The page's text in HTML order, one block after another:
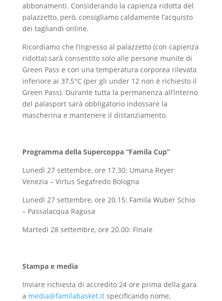
abbonamenti. Considerando la capienza ridotta del
palazzetto, però, consigliamo caldamente l’acquisto
dei tagliandi online.
Ricordiamo che l’ingresso al palazzetto (con capienza
ridotta) sarà consentito solo alle persone munite di
Green Pass e con una temperatura corporea rilevata
inferiore ai 37,5°C (per gli under 12 non è richiesto il
Green Pass). Durante tutta la permanenza all’interno
del palasport sarà obbligatorio indossare la
mascherina e mantenere il distanziamento.
Programma della Supercoppa “Famila Cup”
Lunedì 27 settembre, ore 17.30: Umana Reyer
Venezia – Virtus Segafredo Bologna
Lunedì 27 settembre, ore 20.15: Famila Wuber Schio
– Passalacqua Ragusa
Martedì 28 settembre, ore 20.00: Finale
Stampa e media
Inviare richiesta di accredito 24 ore prima della gara
a media@familabasket.itspecificando nome,